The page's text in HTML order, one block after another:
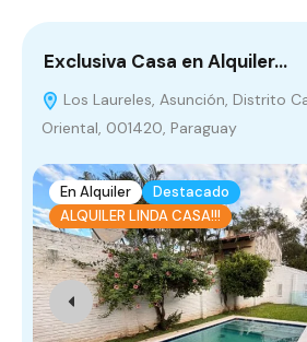
Exclusiva Casa en Alquiler…
Los Laureles, Asunción, Distrito
Oriental, 001420, Paraguay
En Alquiler
Destacado
ALQUILER LINDA CASA!!!